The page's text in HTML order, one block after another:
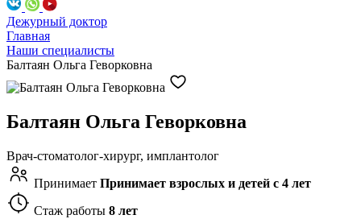
Дежурный доктор
Главная
Наши специалисты
Балтаян Ольга Геворковна
Балтаян Ольга Геворковна
Врач-стоматолог-хирург, имплантолог
Принимает Принимает взрослых и детей с 4 лет
Стаж работы 8 лет